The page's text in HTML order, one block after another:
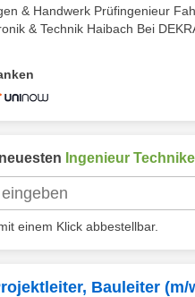
& Handwerk Prüfingenieur
& Technik Haibach Bei
Ingenieur
einem Klick abbestellbar.
Bauleiter (m/